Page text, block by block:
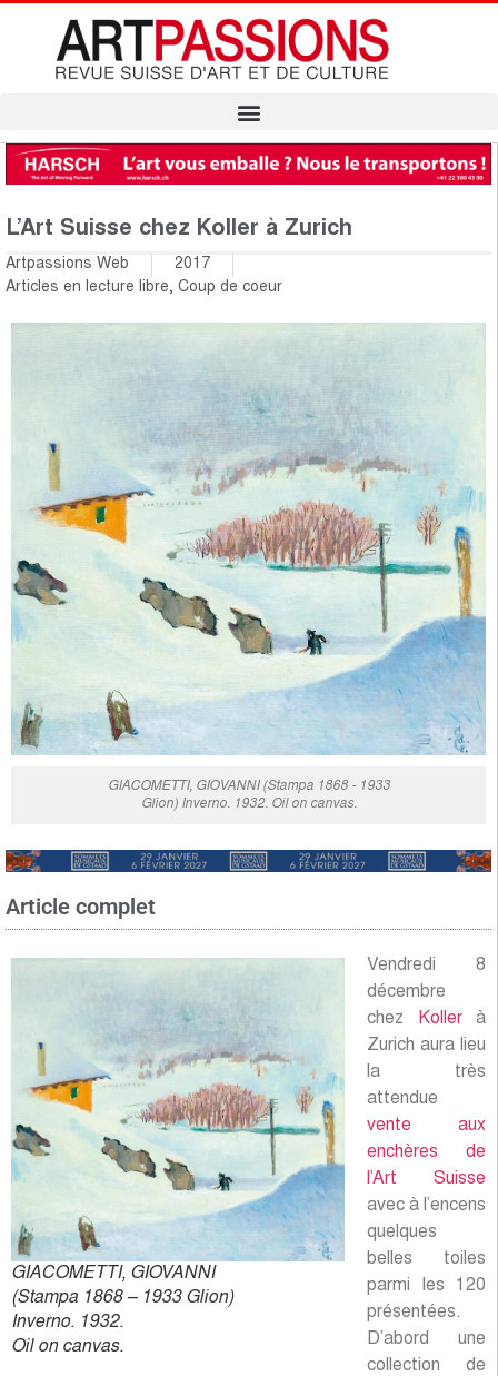
L’Art Suisse chez Koller à Zurich
Artpassions Web
2017
Articles en lecture libre, Coup de coeur
GIACOMETTI, GIOVANNI (Stampa 1868 - 1933
Glion) Inverno. 1932. Oil on canvas.
Article complet
GIACOMETTI, GIOVANNI
(Stampa 1868 – 1933 Glion)
Inverno. 1932.
Oil on canvas.
Vendredi 8
décembre
chez
Kollerà
Zurich aura lieu
la très
attendue
vente aux
enchères de
l’Art Suisse
avec à l’encens
quelques
belles toiles
parmi les 120
présentées.
D’abord une
collection de